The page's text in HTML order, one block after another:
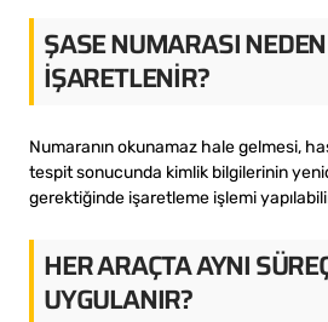
ŞASE NUMARASI
IŞARETLENIR?
Numaranın okunamaz hale gelmesi,
tespit sonucunda kimlik bilgilerinin
gerektiğinde işaretleme işlemi
HER ARAÇTA AYNI
UYGULANIR?